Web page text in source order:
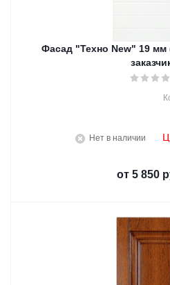
Фасад "Техно New" 19 мм (при наличии эскиза
Нет в наличии
от 5 850